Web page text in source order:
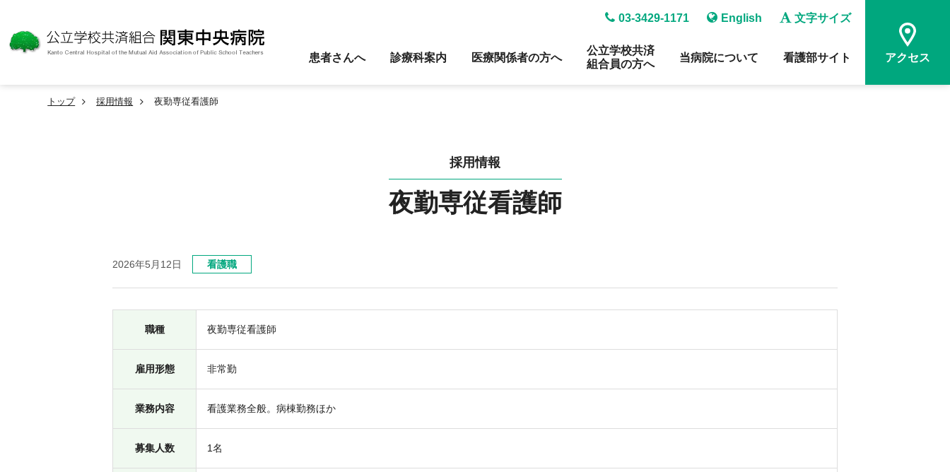
03-3429-1171 English 文字サイズ
患者さんへ 診療科案内 医療関係者の方へ
公立学校共済
組合員の方へ
当病院について 看護部サイト アクセス
トップ 採用情報 夜勤専従看護師
採用情報
夜勤専従看護師
2026年5月12日 看護職
職種 夜勤専従看護師
雇用形態 非常勤
業務内容 看護業務全般。病棟勤務ほか
募集人数 1名